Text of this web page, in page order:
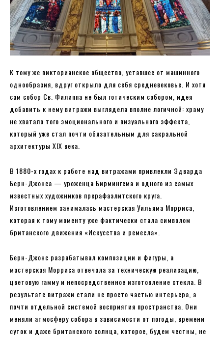
К тому же викторианское общество, уставшее от машинного
однообразия, вдруг открыло для себя средневековье. И хотя
сам собор Св. Филиппа не был готическим собором, идея
добавить к нему витражи выглядела вполне логичной: храму
не хватало того эмоционального и визуального эффекта,
который уже стал почти обязательным для сакральной
архитектуры XIX века.
В 1880-х годах к работе над витражами привлекли Эдварда
Берн-Джонса — уроженца Бирмингема и одного из самых
известных художников прерафаэлитского круга.
Изготовлением занималась мастерская Уильяма Морриса,
которая к тому моменту уже фактически стала символом
британского движения «Искусства и ремесла».
Берн-Джонс разрабатывал композиции и фигуры, а
мастерская Морриса отвечала за техническую реализацию,
цветовую гамму и непосредственное изготовление стекла. В
результате витражи стали не просто частью интерьера, а
почти отдельной системой восприятия пространства. Они
меняли атмосферу собора в зависимости от погоды, времени
суток и даже британского солнца, которое, будем честны, не